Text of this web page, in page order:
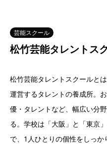
芸能スクール
松竹芸能タレントス
松竹芸能タレントスクールと
運営するタレントの養成所。
優・タレントなど、幅広い分
る。学校は「大阪」と「東京
で、1人ひとりの個性をしっ